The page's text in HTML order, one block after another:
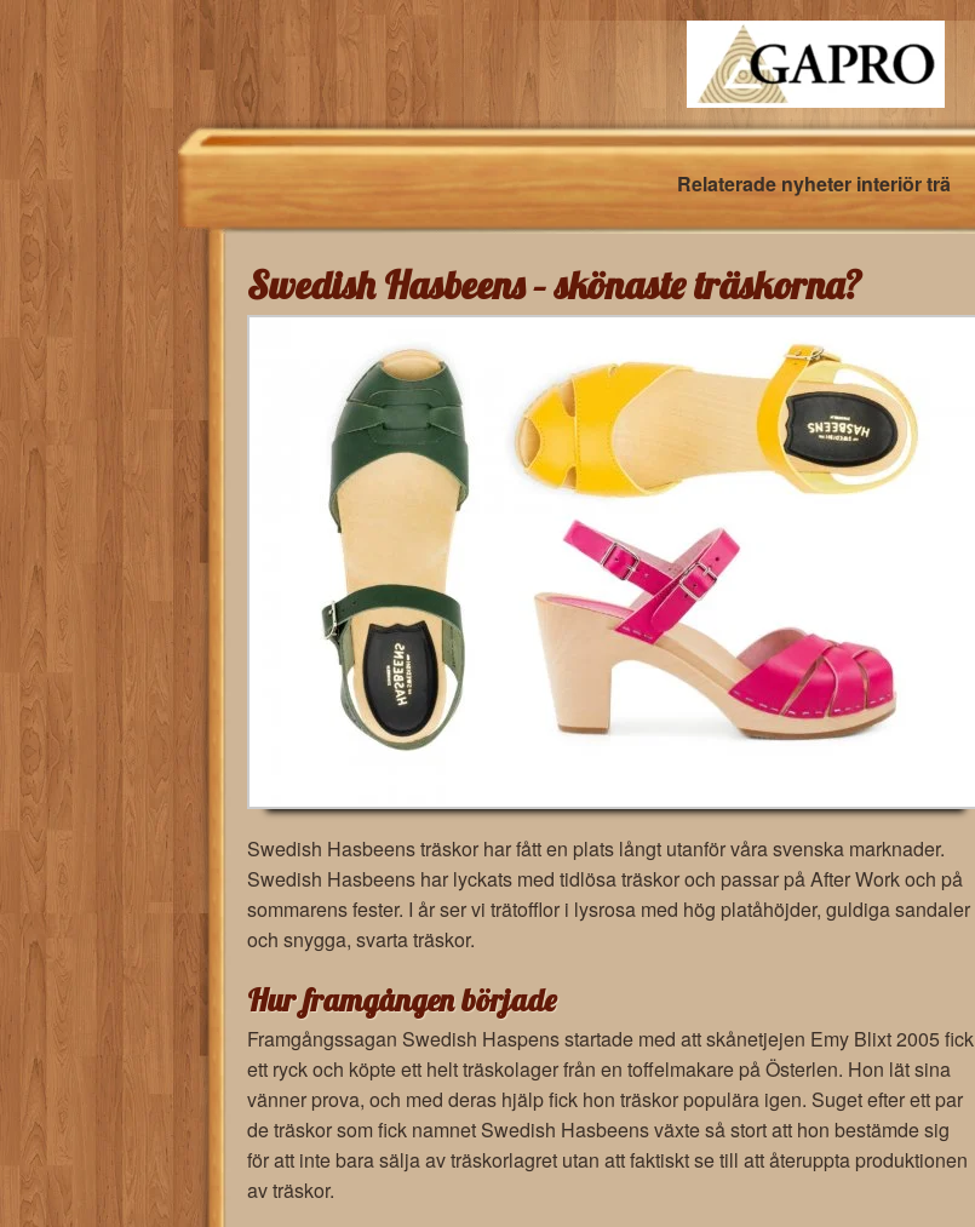
Relaterade nyheter interiör trä
Swedish Hasbeens – skönaste träskorna?
Swedish Hasbeens träskor har fått en plats långt utanför våra svenska marknader.
Swedish Hasbeens har lyckats med tidlösa träskor och passar på After Work och på
sommarens fester. I år ser vi trätofflor i lysrosa med hög platåhöjder, guldiga sandaler
och snygga, svarta träskor.
Hur framgången började
Framgångssagan Swedish Haspens startade med att skånetjejen Emy Blixt 2005 fick
ett ryck och köpte ett helt träskolager från en toffelmakare på Österlen. Hon lät sina
vänner prova, och med deras hjälp fick hon träskor populära igen. Suget efter ett par
de träskor som fick namnet Swedish Hasbeens växte så stort att hon bestämde sig
för att inte bara sälja av träskorlagret utan att faktiskt se till att återuppta produktionen
av träskor.